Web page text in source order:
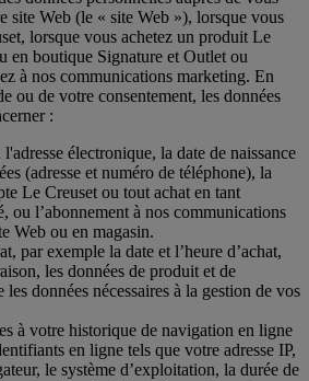
site Web (le « site Web »), lorsque vous
lorsque vous achetez un produit Le
en boutique Signature et Outlet ou
à nos communications marketing. En
ou de votre consentement, les données
:
électronique, la date de naissance
(adresse et numéro de téléphone), la
Le Creuset ou tout achat en tant
ou l’abonnement à nos communications
Web ou en magasin.
par exemple la date et l’heure d’achat,
les données de produit et de
les données nécessaires à la gestion de vos
à votre historique de navigation en ligne
en ligne tels que votre adresse IP,
le système d’exploitation, la durée de